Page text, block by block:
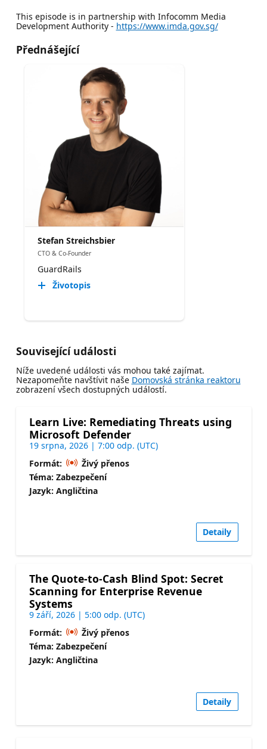
This episode is in partnership with Infocomm Media
Development Authority - https://www.imda.gov.sg/
Přednášející
Stefan Streichsbier
CTO & Co-Founder
GuardRails
Životopis
Související události
Níže uvedené události vás mohou také zajímat.
Nezapomeňte navštívit naše Domovská stránka reaktoru
zobrazení všech dostupných událostí.
Learn Live: Remediating Threats using
Microsoft Defender
19 srpna, 2026 | 7:00 odp. (UTC)
Formát:
Živý přenos
Téma: Zabezpečení
Jazyk: Angličtina
Detaily
The Quote-to-Cash Blind Spot: Secret
Scanning for Enterprise Revenue
Systems
9 září, 2026 | 5:00 odp. (UTC)
Formát:
Živý přenos
Téma: Zabezpečení
Jazyk: Angličtina
Detaily